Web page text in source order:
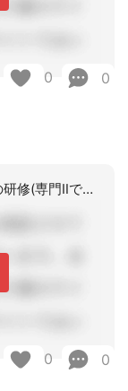
0 0
同じ北海道の者です。2年年前に同内容の研修(専門Ⅱですが…)を受けました。タブレ
0 0